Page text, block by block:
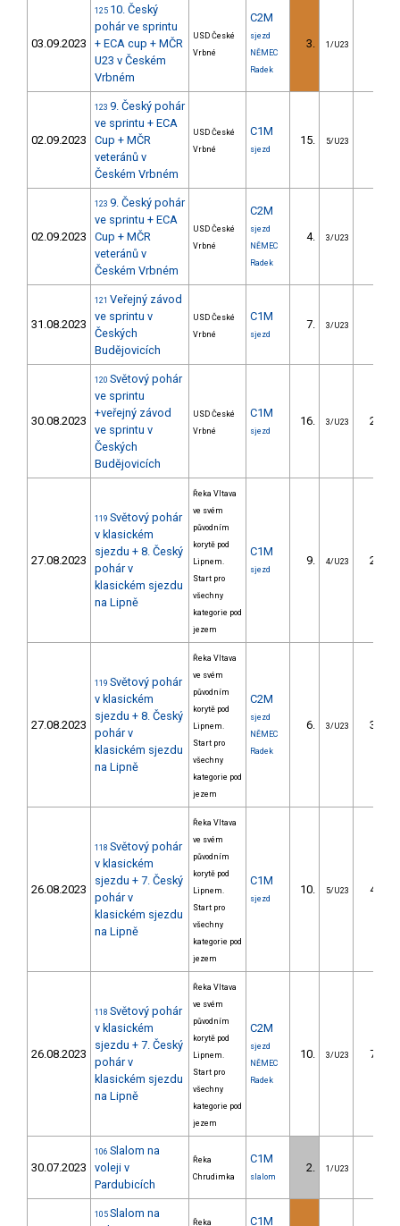
03.09.2023
125 10. Český
pohár ve sprintu
+ ECA cup + MČR
U23 v Českém
Vrbném
USD České
Vrbné
C2M
sjezd
NĚMEC
Radek
3. 1/U23
02.09.2023
123 9. Český pohár
ve sprintu + ECA
Cup + MČR
veteránů v
Českém Vrbném
USD České
Vrbné
C1M
sjezd
15. 5/U23
02.09.2023
123 9. Český pohár
ve sprintu + ECA
Cup + MČR
veteránů v
Českém Vrbném
USD České
Vrbné
C2M
sjezd
NĚMEC
Radek
4. 3/U23
31.08.2023
121 Veřejný závod
ve sprintu v
Českých
Budějovicích
USD České
Vrbné
C1M
sjezd
7. 3/U23
30.08.2023
120 Světový pohár
ve sprintu
+veřejný závod
ve sprintu v
Českých
Budějovicích
USD České
Vrbné
C1M
sjezd
16. 3/U23 21.73
27.08.2023
119 Světový pohár
v klasickém
sjezdu + 8. Český
pohár v
klasickém sjezdu
na Lipně
Řeka Vltava
ve svém
původním
korytě pod
Lipnem.
Start pro
všechny
kategorie pod
jezem
C1M
sjezd
9. 4/U23 29.28
27.08.2023
119 Světový pohár
v klasickém
sjezdu + 8. Český
pohár v
klasickém sjezdu
na Lipně
Řeka Vltava
ve svém
původním
korytě pod
Lipnem.
Start pro
všechny
kategorie pod
jezem
C2M
sjezd
NĚMEC
Radek
6. 3/U23 38.55
26.08.2023
118 Světový pohár
v klasickém
sjezdu + 7. Český
pohár v
klasickém sjezdu
na Lipně
Řeka Vltava
ve svém
původním
korytě pod
Lipnem.
Start pro
všechny
kategorie pod
jezem
C1M
sjezd
10. 5/U23 46.01
26.08.2023
118 Světový pohár
v klasickém
sjezdu + 7. Český
pohár v
klasickém sjezdu
na Lipně
Řeka Vltava
ve svém
původním
korytě pod
Lipnem.
Start pro
všechny
kategorie pod
jezem
C2M
sjezd
NĚMEC
Radek
10. 3/U23 79.12
30.07.2023
106 Slalom na
voleji v
Pardubicích
Řeka
Chrudimka
C1M
slalom
2. 1/U23
105 Slalom na
Řeka C1M